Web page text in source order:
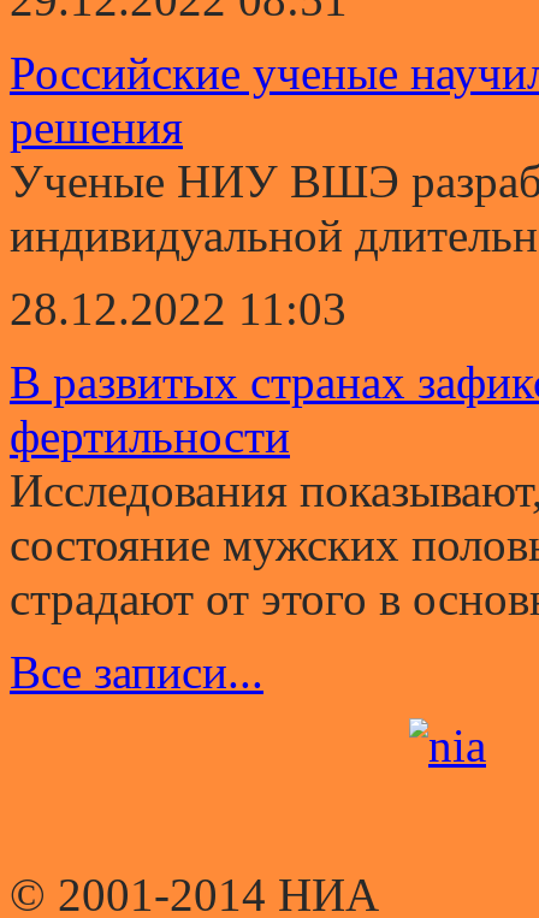
Российские ученые
решения
Ученые НИУ ВШЭ
индивидуальной
28.12.2022 11:03
В развитых странах
фертильности
Исследования
состояние мужских
страдают от этого в
Все записи...
© 2001-2014 НИА